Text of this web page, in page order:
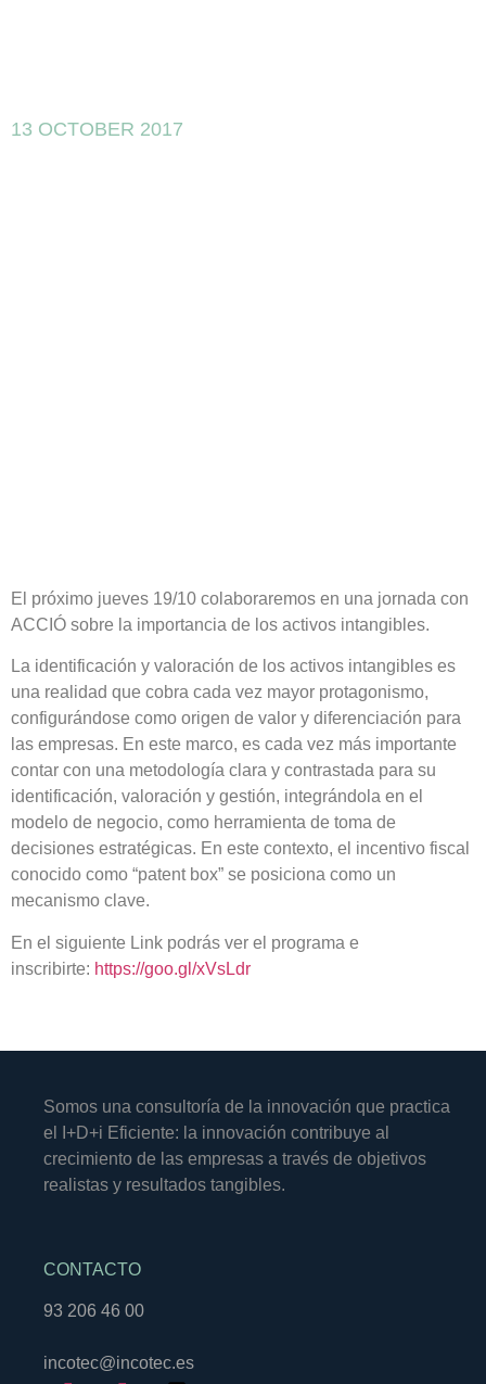
13 OCTOBER 2017
El próximo jueves 19/10 colaboraremos en una jornada con
ACCIÓ sobre la importancia de los activos intangibles.
La identificación y valoración de los activos intangibles es
una realidad que cobra cada vez mayor protagonismo,
configurándose como origen de valor y diferenciación para
las empresas. En este marco, es cada vez más importante
contar con una metodología clara y contrastada para su
identificación, valoración y gestión, integrándola en el
modelo de negocio, como herramienta de toma de
decisiones estratégicas. En este contexto, el incentivo fiscal
conocido como “patent box” se posiciona como un
mecanismo clave.
En el siguiente Link podrás ver el programa e
inscribirte: https://goo.gl/xVsLdr
Somos una consultoría de la innovación que practica
el I+D+i Eficiente: la innovación contribuye al
crecimiento de las empresas a través de objetivos
realistas y resultados tangibles.
CONTACTO
93 206 46 00
incotec@incotec.es